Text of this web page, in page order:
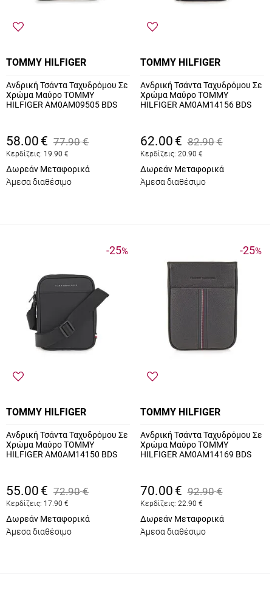
TOMMY HILFIGER
Ανδρική Τσάντα Ταχυδρόμου Σε
Χρώμα Μαύρο TOMMY
HILFIGER AM0AM09505 BDS
58.00 € 77.90 €
Κερδίζεις: 19.90 €
Δωρεάν Μεταφορικά
Άμεσα διαθέσιμο
TOMMY HILFIGER
Ανδρική Τσάντα Ταχυδρόμου Σε
Χρώμα Μαύρο TOMMY
HILFIGER AM0AM14156 BDS
62.00 € 82.90 €
Κερδίζεις: 20.90 €
Δωρεάν Μεταφορικά
Άμεσα διαθέσιμο
-25%
TOMMY HILFIGER
Ανδρική Τσάντα Ταχυδρόμου Σε
Χρώμα Μαύρο TOMMY
HILFIGER AM0AM14150 BDS
55.00 € 72.90 €
Κερδίζεις: 17.90 €
Δωρεάν Μεταφορικά
Άμεσα διαθέσιμο
-25%
TOMMY HILFIGER
Ανδρική Τσάντα Ταχυδρόμου Σε
Χρώμα Μαύρο TOMMY
HILFIGER AM0AM14169 BDS
70.00 € 92.90 €
Κερδίζεις: 22.90 €
Δωρεάν Μεταφορικά
Άμεσα διαθέσιμο